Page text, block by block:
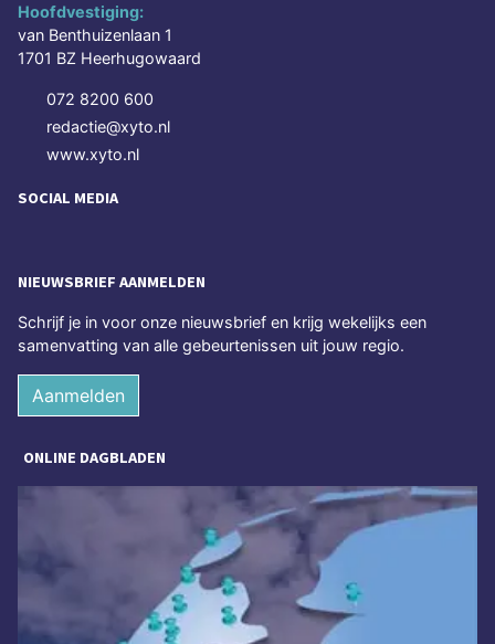
Hoofdvestiging:
van Benthuizenlaan 1
1701 BZ Heerhugowaard
072 8200 600
redactie@xyto.nl
www.xyto.nl
SOCIAL MEDIA
NIEUWSBRIEF AANMELDEN
Schrijf je in voor onze nieuwsbrief en krijg wekelijks een
samenvatting van alle gebeurtenissen uit jouw regio.
Aanmelden
ONLINE DAGBLADEN